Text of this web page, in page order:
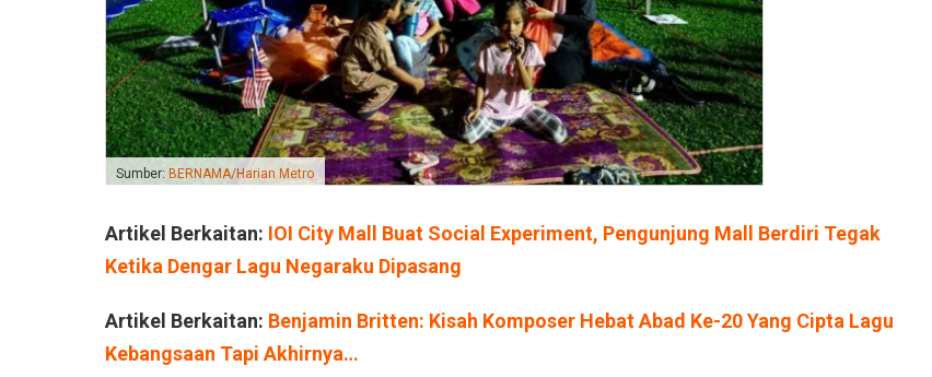
Sumber: BERNAMA/Harian Metro
Artikel Berkaitan: IOI City Mall Buat Social Experiment, Pengunjung Mall Berdiri Tegak
Ketika Dengar Lagu Negaraku Dipasang
Artikel Berkaitan: Benjamin Britten: Kisah Komposer Hebat Abad Ke-20 Yang Cipta Lagu
Kebangsaan Tapi Akhirnya…